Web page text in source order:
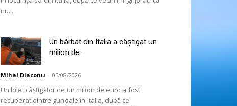
nu...
Un bărbat din Italia a câștigat un
milion de...
Mihai Diaconu - 05/08/2026
Un bilet câștigător de un milion de euro a fost
recuperat dintre gunoaie în Italia, după ce